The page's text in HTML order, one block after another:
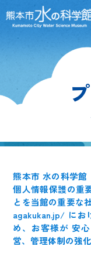
ご
水
熊本市 水の科学館
個人情報保護の重
とを当館の重要な
agakukan.jp/ に
め、お客様が 安
営、管理体制の強